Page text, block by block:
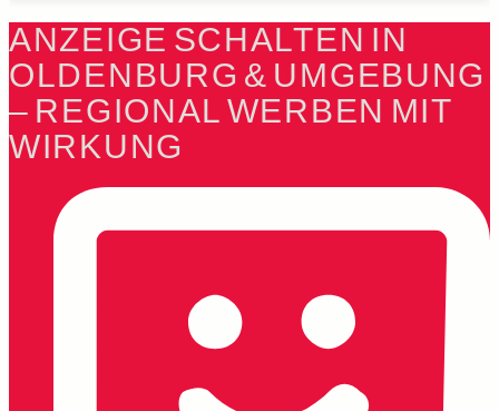
ANZEIGE SCHALTEN IN
OLDENBURG & UMGEBUNG
– REGIONAL WERBEN MIT
WIRKUNG